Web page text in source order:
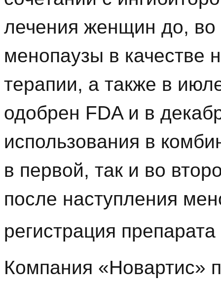
лечения женщин до, во
менопаузы в качестве
терапии, а также в
одобрен FDA и в
использования в
в первой, так и во
после наступления
регистрация
Компания «Новартис»